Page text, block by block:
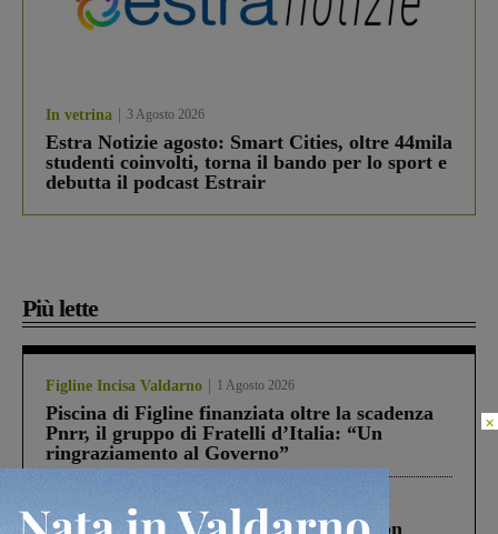
In vetrina 3 Agosto 2026
Estra Notizie agosto: Smart Cities, oltre 44mila
studenti coinvolti, torna il bando per lo sport e
debutta il podcast Estrair
Più lette
Figline Incisa Valdarno 1 Agosto 2026
Piscina di Figline finanziata oltre la scadenza
Pnrr, il gruppo di Fratelli d’Italia: “Un
ringraziamento al Governo”
Cronaca
Scomparso da una struttura di Castiglion
×